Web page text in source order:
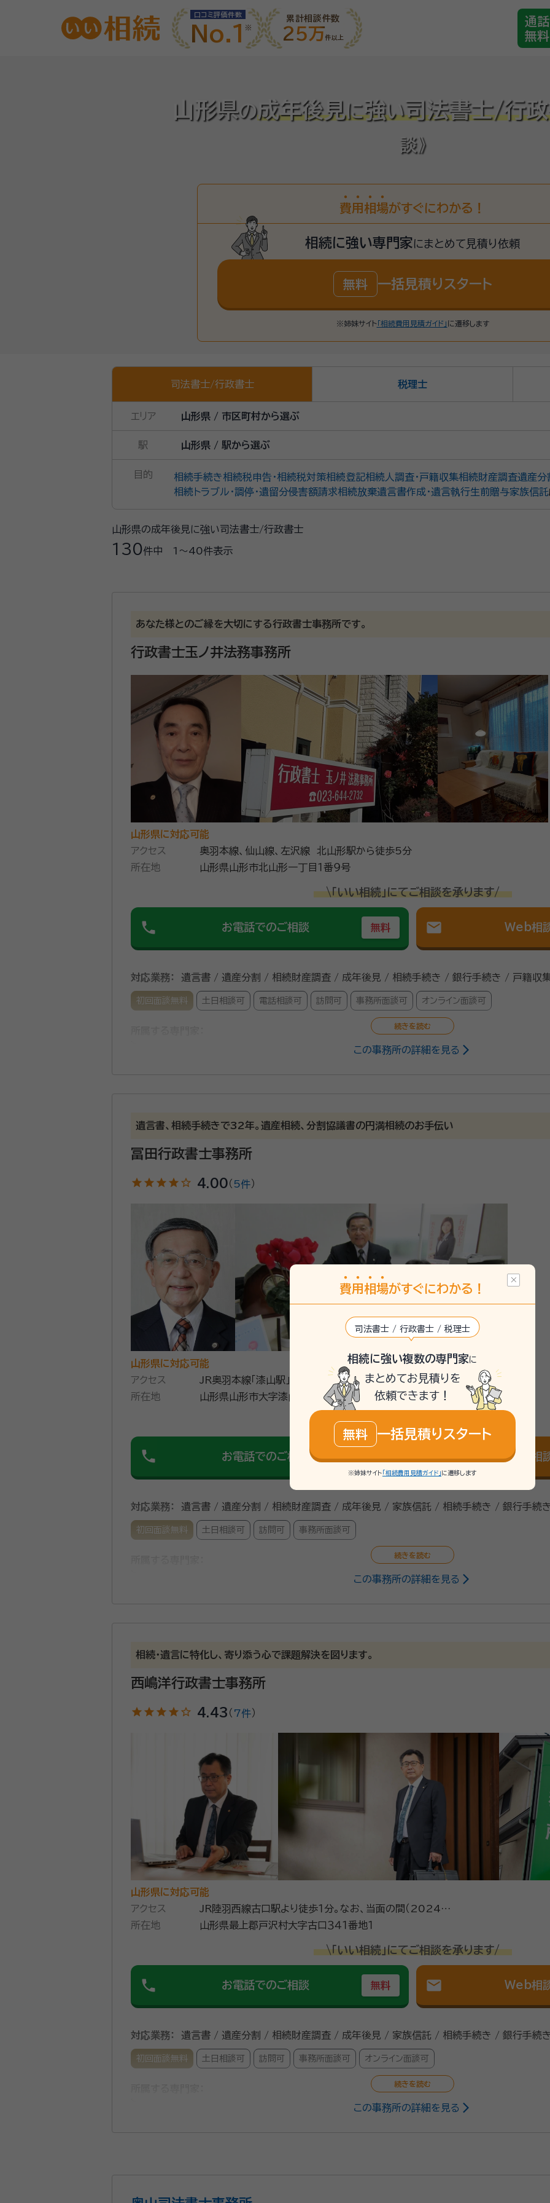
口コミ評価件数
No.1
累計相談件数
25万件以上
通話
無料
山形県の成年後見に強い司法書士/行
談》
費用 相 場がすぐにわかる！
相続に強い専門家にまとめて見積り依頼
無料 一括見積りスタート
※姉妹サイト「相続費用見積ガイド」 に遷移します
司法書士/行政書士 税理士
エリア 山形県 / 市区町村から選ぶ
駅 山形県 / 駅から選ぶ
目的 相続手続き相続税申告・相続税対策相続登記相続人調査・戸籍収集相続財産調査遺産分
相続トラブル・調停・遺留分侵害額請求相続放棄遺言書作成・遺言執行生前贈与家族信託
山形県の成年後見に強い司法書士/行政書士
130件中 1〜40件表示
あなた様とのご縁を大切にする行政書士事務所です。
行政書士玉ノ井法務事務所
山形県に対応可能
アクセス
奥羽本線、仙山線、左沢線 北山形駅から徒歩5分
所在地
山形県山形市北山形一丁目１番９号
\「いい相続」にてご相談を承ります/
phone お電話でのご相談 無料 mail Web相
対応業務： 遺言書 / 遺産分割 / 相続財産調査 / 成年後見 / 相続手続き / 銀行手続き / 戸籍収
初回面談無料 土日相談可 電話相談可 訪問可 事務所面談可 オンライン面談可
書、遺産分割協議書作成など、あらゆる相続問題に対応させていただきました。お客様の相続に
だきます。 奥羽本線、仙山線、左沢線の北山形駅から徒歩5分と、交通アクセスの良い事務所です。 どうぞお気軽にご相談くださ
所属団体：山形県行政書士会
この事務所の詳細を見る
遺言書、相続手続きで32年。遺産相続、分割協議書の円満相続のお手伝い
冨田行政書士事務所
star star star star star_outline 4.00（ 5件）
山形県に対応可能
アクセス
JR奥羽本線「漆山駅」より徒歩20分
所在地
山形県山形市大字漆山730番地6
\「いい相続」にてご相談を承ります/
phone お電話でのご相談 無料 mail Web相
対応業務： 遺言書 / 遺産分割 / 相続財産調査 / 成年後見 / 家族信託 / 相続手続き / 銀行手続
初回面談無料 土日相談可 訪問可 事務所面談可
特定行政書士、ファイナンシャルプランナー（AFP）
開業32年。遺言書作成、相続手続き、任意後見、家族信託等のご相談は、お客様によりご事情が
めていますので、気になることや不安に感じていることがございましたら何なりとご相談いただ
から相続でももめることはないだろう｣と受け止めている方がいらっしゃいますが、普段は仲の
因で言い争いが起こることが少なくありません。 また、相続は定められた期間内で所定の手続きを全て終える必要がありますが、
準備期間が短いため申告した内容に誤りや漏れが生じやすいのです。 相続の対象となり得るお
ような形で相続をしたいのかを法律の観点から丁寧にアドバイスいたします。 また、ファイナンシャルプランナーの資格も所有して
いますので、定年後の保険の見直しや今後のライフプランに関するご相談も承っています。
行政書士、AFP
山形県行政書士会、NPO法人日本FP協会、一社家族信託普及協会
この事務所の詳細を見る
相続・遺言に特化し、寄り添う心で課題解決を図ります。
西嶋洋行政書士事務所
star star star star star_outline 4.43 （ 7件）
山形県に対応可能
アクセス
JR陸羽西線古口駅より徒歩１分。なお、当面の間（2024年
5月過ぎまで）トンネル工事のため、バス代行輸送となって
所在地 山形県最上郡戸沢村大字古口３４１番地１
\「いい相続」にてご相談を承ります/
phone お電話でのご相談 無料 mail Web相
対応業務： 遺言書 / 遺産分割 / 相続財産調査 / 成年後見 / 家族信託 / 相続手続き / 銀行手続
初回面談無料 土日相談可 訪問可 事務所面談可 オンライン面談可
一時間以上かかる道のりを来ていただきました。当方の事情なども汲んで色々とご提案もいただきました。
この事務所の詳細を見る
費用 相場がすぐにわかる！
司法書士 / 行政書士 / 税理士
相続に強い複数の専門家に
まとめてお見積りを
依頼できます！
無料 一括見積りスタート
※姉妹サイト 「相続費用見積ガイド」 に遷移します